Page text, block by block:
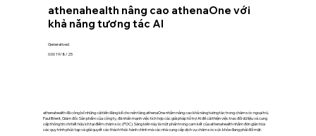
athenahealth nâng cao athenaOne với
khả năng tương tác AI
Generatived
0:00 19/8/25
athenahealth đã công bố những cải tiến đáng kể cho nền tảng athenaOne nhằm nâng cao khả năng tương tác trong chăm sóc ngoại trú.
Paul Brient, Giám đốc Sản phẩm của công ty, đã nhấn mạnh việc tích hợp các giải pháp hỗ trợ AI để cải thiện việc trao đổi dữ liệu và cung
cấp thông tin chi tiết hữu ích tại điểm chăm sóc (POC). Sáng kiến này là một phần trong cam kết của athenahealth nhằm đơn giản hóa
các quy trình phức tạp và giải quyết các thách thức hành chính mà các nhà cung cấp dịch vụ chăm sóc sức khỏe đang phải đối mặt.